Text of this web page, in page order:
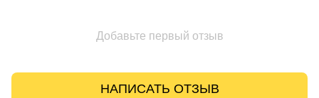
Добавьте первый отзыв
НАПИСАТЬ ОТЗЫВ